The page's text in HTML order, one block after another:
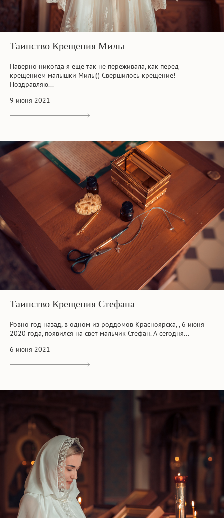
Таинство Крещения Милы
Наверно никогда я еще так не переживала, как перед
крещением малышки Милы)) Свершилось крещение!
Поздравляю...
9 июня 2021
Таинство Крещения Стефана
Ровно год назад, в одном из роддомов Красноярска, , 6 июня
2020 года, появился на свет мальчик Стефан. А сегодня...
6 июня 2021